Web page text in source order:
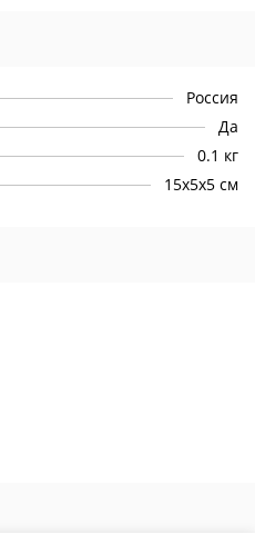
Россия
Да
0.1 кг
15х5х5 см